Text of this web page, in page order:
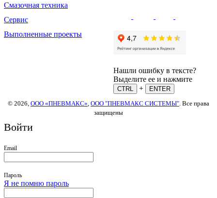
Смазочная техника
Сервис
Выполненные проекты
Нашли ошибку в тексте?
Выделите ее и нажмите
CTRL +
ENTER
© 2026, ООО «ПНЕВМАКС» ООО "ПНЕВМАКС СИСТЕМЫ" . Все права
защищены
Войти
Email
Пароль
Я не помню пароль